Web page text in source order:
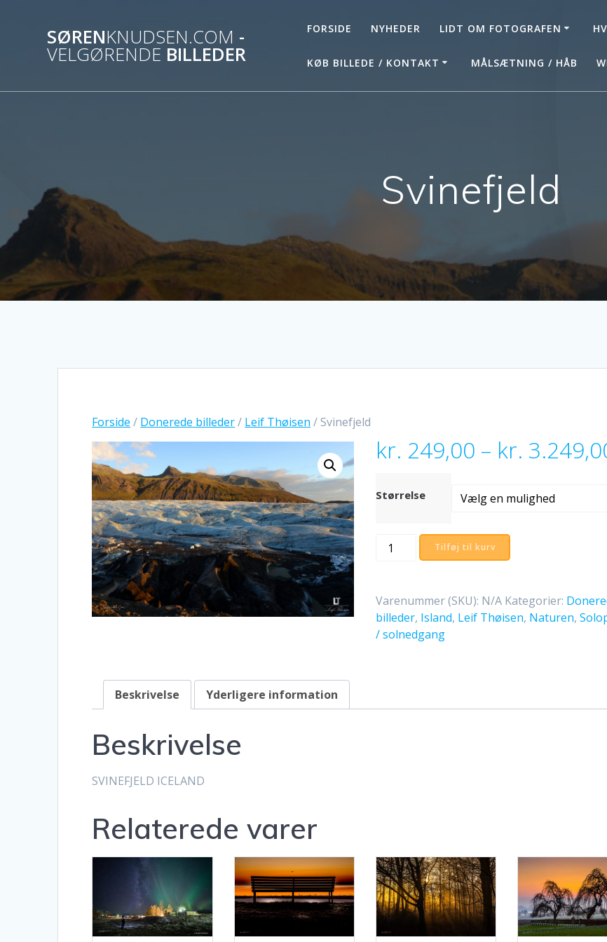
SØRENKNUDSEN.COM -
VELGØRENDE BILLEDER
FORSIDE NYHEDER LIDT OM FOTOGRAFEN
KØB BILLEDE / KONTAKT MÅLSÆTNING / HÅB
Svinefjeld
Forside / Donerede billeder/ Leif Thøisen / Svinefjeld
kr. 249,00 – kr.
Størrelse
Svinefjeld
Tilføj til kurv
Varenummer (SKU): N/A Kategorier:
billeder, Island, Leif Thøisen, Naturen,
/ solnedgang
Beskrivelse Yderligere information
Beskrivelse
SVINEFJELD ICELAND
Relaterede varer